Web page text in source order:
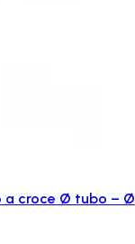
a croce Ø tubo – Ø